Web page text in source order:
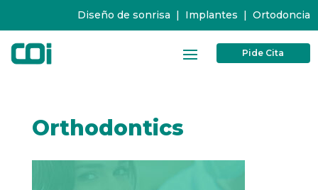
Diseño de sonrisa | Implantes | Ortodoncia
Pide Cita
Orthodontics